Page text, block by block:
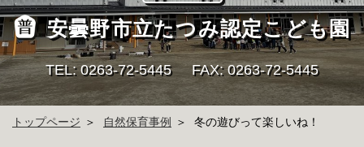
安曇野市立たつみ認定こども園
TEL: 0263-72-5445 FAX: 0263-72-5445
トップページ 自然保育事例 冬の遊びって楽しいね！